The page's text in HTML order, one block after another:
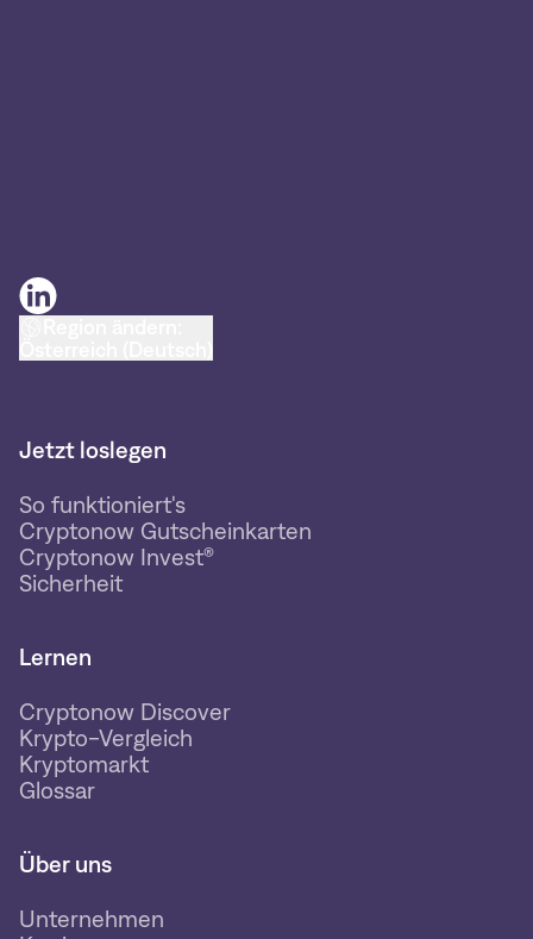
Jetzt loslegen
So funktioniert's
Cryptonow Gutscheinkarten
Cryptonow Invest®
Sicherheit
Lernen
Cryptonow Discover
Krypto-Vergleich
Kryptomarkt
Glossar
Über uns
Unternehmen